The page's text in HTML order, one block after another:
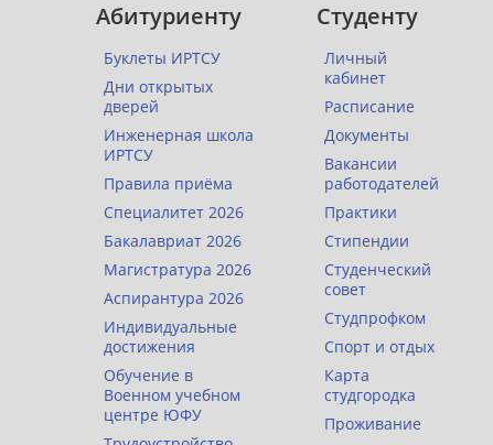
Абитуриенту
Буклеты ИРТСУ
Дни открытых
дверей
Инженерная школа
ИРТСУ
Правила приёма
Специалитет 2026
Бакалавриат 2026
Магистратура 2026
Аспирантура 2026
Индивидуальные
достижения
Обучение в
Военном учебном
центре ЮФУ
Студенту
Личный
кабинет
Расписание
Документы
Вакансии
работодателей
Практики
Стипендии
Студенческий
совет
Студпрофком
Спорт и отдых
Карта
студгородка
Проживание